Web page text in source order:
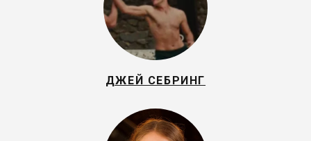
ДЖЕЙ СЕБРИНГ